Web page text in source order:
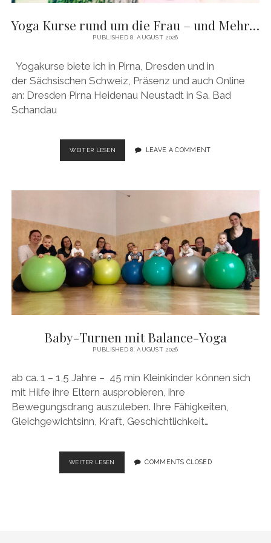
Yoga Kurse rund um die Frau – und Mehr…
PUBLISHED 8. AUGUST 2026
Yogakurse biete ich in Pirna, Dresden und in
der Sächsischen Schweiz, Präsenz und auch Online
an: Dresden Pirna Heidenau Neustadt in Sa. Bad
Schandau
WEITER LESEN
KURSE
MEHR…
LEAVE A COMMENT
Baby-Turnen mit Balance-Yoga
PUBLISHED 8. AUGUST 2026
ab ca. 1 – 1,5 Jahre – 45 min Kleinkinder können sich
mit Hilfe ihre Eltern ausprobieren, ihre
Bewegungsdrang auszuleben. Ihre Fähigkeiten,
Gleichgewichtsinn, Kraft, Geschichtlichkeit…
WEITER LESEN
TURNEN
COMMENTS CLOSED